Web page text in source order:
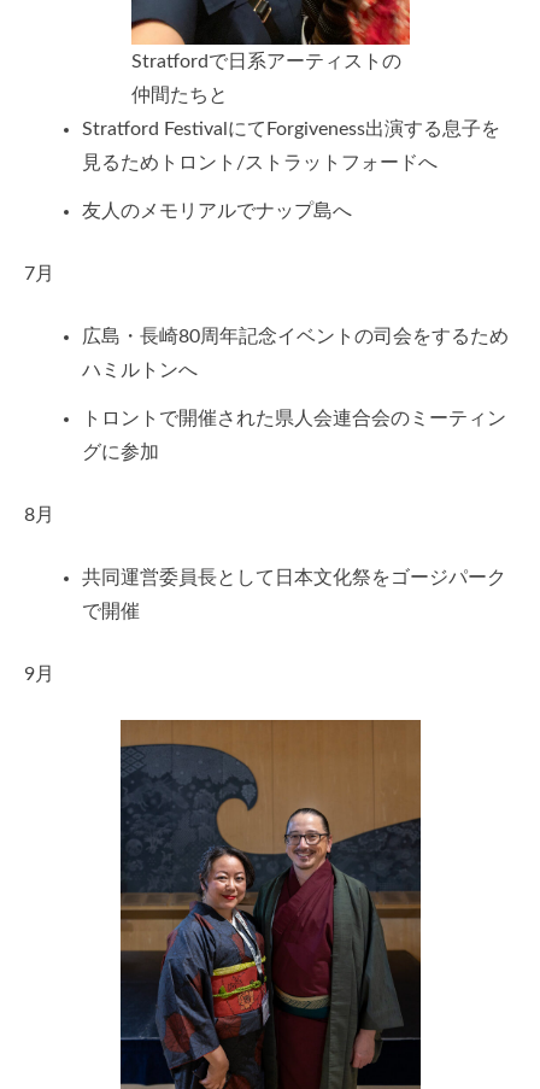
Stratfordで日系アーティストの
仲間たちと
Stratford FestivalにてForgiveness出演する息子を
見るためトロント/ストラットフォードへ
友人のメモリアルでナップ島へ
7月
広島・長崎80周年記念イベントの司会をするため
ハミルトンへ
トロントで開催された県人会連合会のミーティン
グに参加
8月
共同運営委員長として日本文化祭をゴージパーク
で開催
9月